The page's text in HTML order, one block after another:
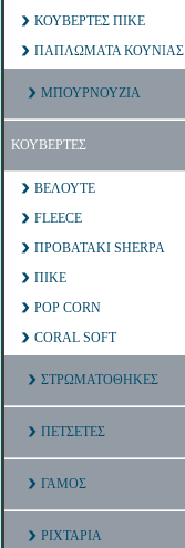
ΚΟΥΒΕΡΤΕΣ ΠΙΚΕ
ΠΑΠΛΩΜΑΤΑ ΚΟΥΝΙΑΣ
ΜΠΟΥΡΝΟΥΖΙΑ
ΚΟΥΒΕΡΤΕΣ
ΒΕΛΟΥΤΕ
FLEECE
ΠΡΟΒΑΤΑΚΙ SHERPA
ΠΙΚΕ
POP CORN
CORAL SOFT
ΣΤΡΩΜΑΤΟΘΗΚΕΣ
ΠΕΤΣΕΤΕΣ
ΓΑΜΟΣ
ΡΙΧΤΑΡΙΑ